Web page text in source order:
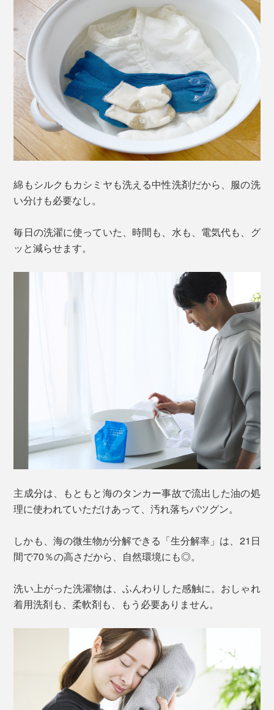
綿もシルクもカシミヤも洗える中性洗剤だから、服の洗
い分けも必要なし。
毎日の洗濯に使っていた、時間も、水も、電気代も、グ
ッと減らせます。
主成分は、もともと海のタンカー事故で流出した油の処
理に使われていただけあって、汚れ落ちバツグン。
しかも、海の微生物が分解できる「生分解率」は、21日
間で70％の高さだから、自然環境にも◎。
洗い上がった洗濯物は、ふんわりした感触に。おしゃれ
着用洗剤も、柔軟剤も、もう必要ありません。